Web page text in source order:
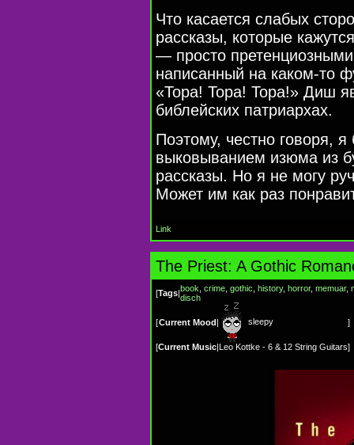
Что касается слабых
рассказы, которые
— просто
написанный на каком-то
«Тора! Тора! Тора!» Диш
библейских патриархах.
Поэтому, честно говоря,
выковыванием изюма из
рассказы. Но я не могу
Может им как раз
Link
The Priest: A Gothic
[Tags book crime gothic history, horror, memuar,
disch
[Current Mood sleepy ]
[Current Music Leo Kottke - 6 & 12 String Guitars]